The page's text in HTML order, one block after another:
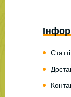
Статті